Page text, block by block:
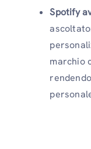
Spotify
marchio